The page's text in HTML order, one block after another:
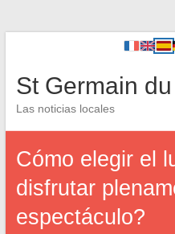
St Germain
Las noticias locales
Cómo elegir el
disfrutar
espectáculo?